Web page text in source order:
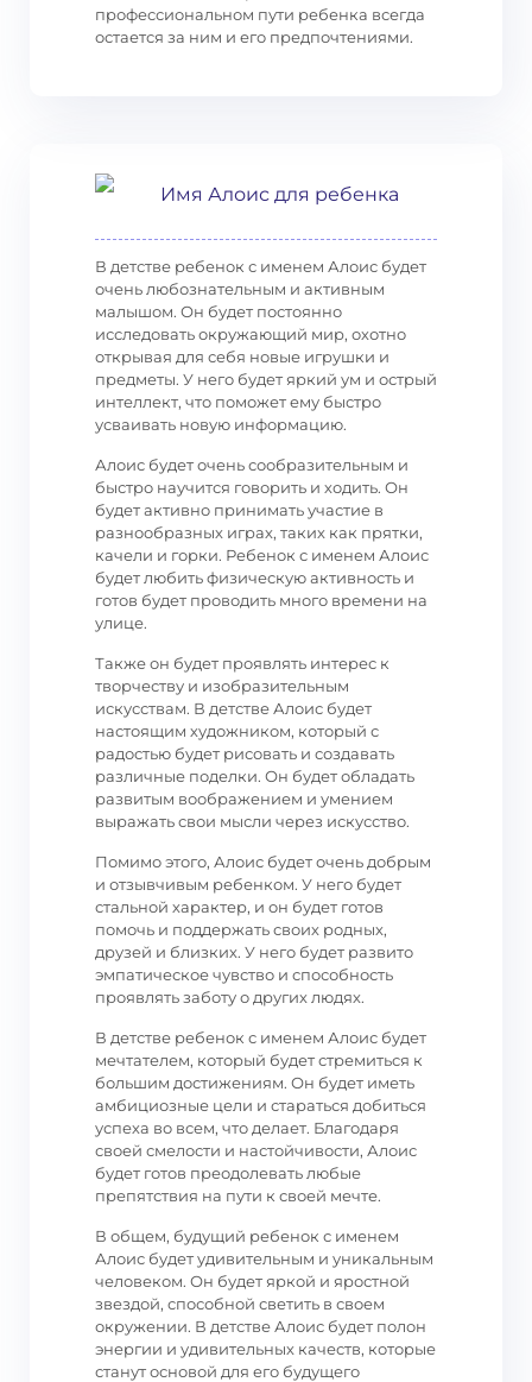
профессиональном пути ребенка всегда
остается за ним и его предпочтениями.
Имя Алоис для ребенка
В детстве ребенок с именем Алоис будет
очень любознательным и активным
малышом. Он будет постоянно
исследовать окружающий мир, охотно
открывая для себя новые игрушки и
предметы. У него будет яркий ум и острый
интеллект, что поможет ему быстро
усваивать новую информацию.
Алоис будет очень сообразительным и
быстро научится говорить и ходить. Он
будет активно принимать участие в
разнообразных играх, таких как прятки,
качели и горки. Ребенок с именем Алоис
будет любить физическую активность и
готов будет проводить много времени на
улице.
Также он будет проявлять интерес к
творчеству и изобразительным
искусствам. В детстве Алоис будет
настоящим художником, который с
радостью будет рисовать и создавать
различные поделки. Он будет обладать
развитым воображением и умением
выражать свои мысли через искусство.
Помимо этого, Алоис будет очень добрым
и отзывчивым ребенком. У него будет
стальной характер, и он будет готов
помочь и поддержать своих родных,
друзей и близких. У него будет развито
эмпатическое чувство и способность
проявлять заботу о других людях.
В детстве ребенок с именем Алоис будет
мечтателем, который будет стремиться к
большим достижениям. Он будет иметь
амбициозные цели и стараться добиться
успеха во всем, что делает. Благодаря
своей смелости и настойчивости, Алоис
будет готов преодолевать любые
препятствия на пути к своей мечте.
В общем, будущий ребенок с именем
Алоис будет удивительным и уникальным
человеком. Он будет яркой и яростной
звездой, способной светить в своем
окружении. В детстве Алоис будет полон
энергии и удивительных качеств, которые
станут основой для его будущего